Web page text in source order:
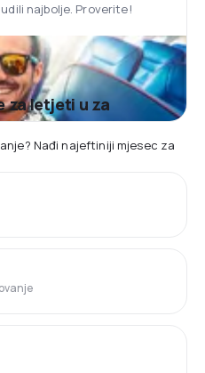
najbolje. Proverite!
za letjeti u za
Nađi najeftiniji mjesec za